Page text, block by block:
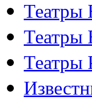
Театры
Театры
Театры